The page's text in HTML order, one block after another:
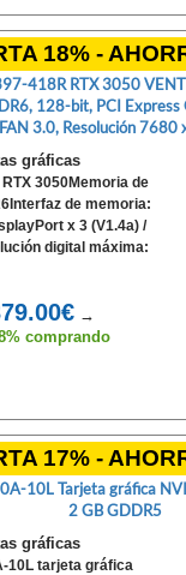
18% -
418R RTX 3050
128-bit, PCI Express
FAN 3.0, Resolución 7680
gráficas
3050Memoria de
de memoria:
x 3 (V1.4a) /
digital máxima:
→
comprando
17% -
10L Tarjeta gráfica
2 GB GDDR5
gráficas
10L tarjeta gráfica